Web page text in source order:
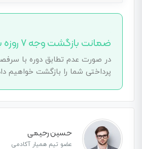
ضمانت بازگشت وجه ۷ روزه بدون ریسک
در صورت عدم تطابق دوره با
پرداختی شما را بازگشت خواهیم
حسین رحیمی
عضو تیم همیار آکادمی